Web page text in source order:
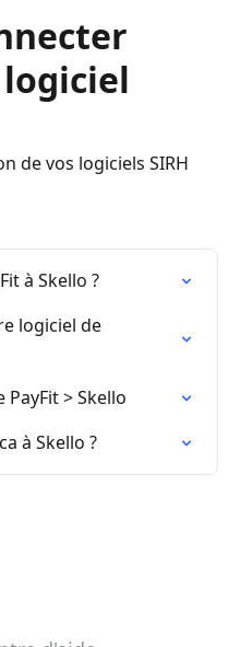
de vos logiciels SIRH
à Skello ?
logiciel de
> Skello
à Skello ?